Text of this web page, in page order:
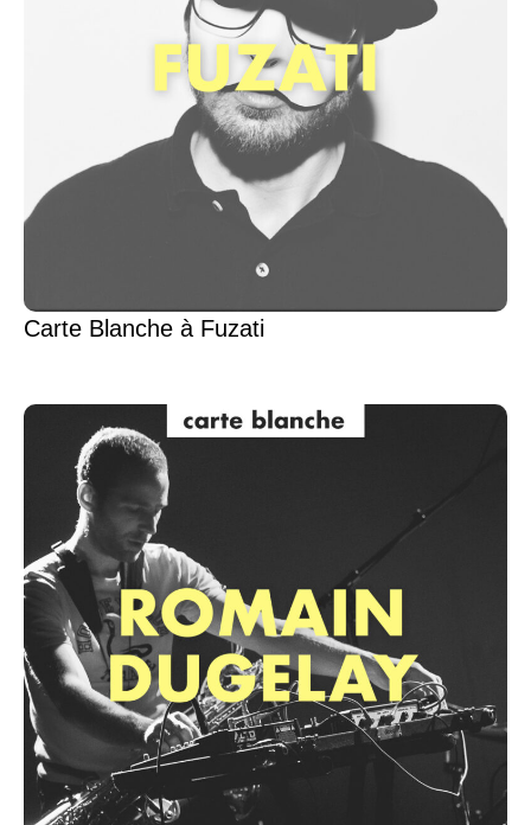
Carte Blanche à Fuzati